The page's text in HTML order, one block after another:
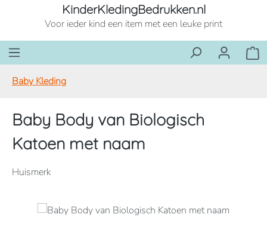
KinderKledingBedrukken.nl
Voor ieder kind een item met een leuke print
Baby Kleding
Baby Body van Biologisch
Katoen met naam
Huismerk
Afbeeldingengalerij overslaan